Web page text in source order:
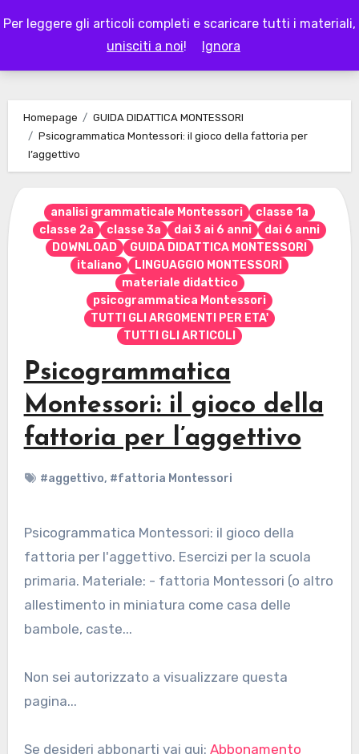
Per leggere gli articoli completi e scaricare tutti i materiali,
unisciti a noi! Ignora
to
LAPAPPADOLCE
Homepage
GUIDA DIDATTICA MONTESSORI
Psicogrammatica Montessori: il gioco della fattoria per
l’aggettivo
analisi grammaticale Montessori
classe 1a
classe 2a
classe 3a dai 3 ai 6 anni
dai 6 anni
DOWNLOAD
GUIDA DIDATTICA MONTESSORI
italiano
LINGUAGGIO MONTESSORI
materiale didattico
psicogrammatica Montessori
TUTTI GLI ARGOMENTI PER ETA'
TUTTI GLI ARTICOLI
Psicogrammatica
Montessori: il gioco della
fattoria per l’aggettivo
#aggettivo, #fattoria Montessori
Psicogrammatica Montessori: il gioco della
fattoria per l'aggettivo. Esercizi per la scuola
primaria. Materiale: - fattoria Montessori (o altro
allestimento in miniatura come casa delle
bambole, caste...
Non sei autorizzato a visualizzare questa
pagina...
Se desideri abbonarti vai qui: Abbonamento